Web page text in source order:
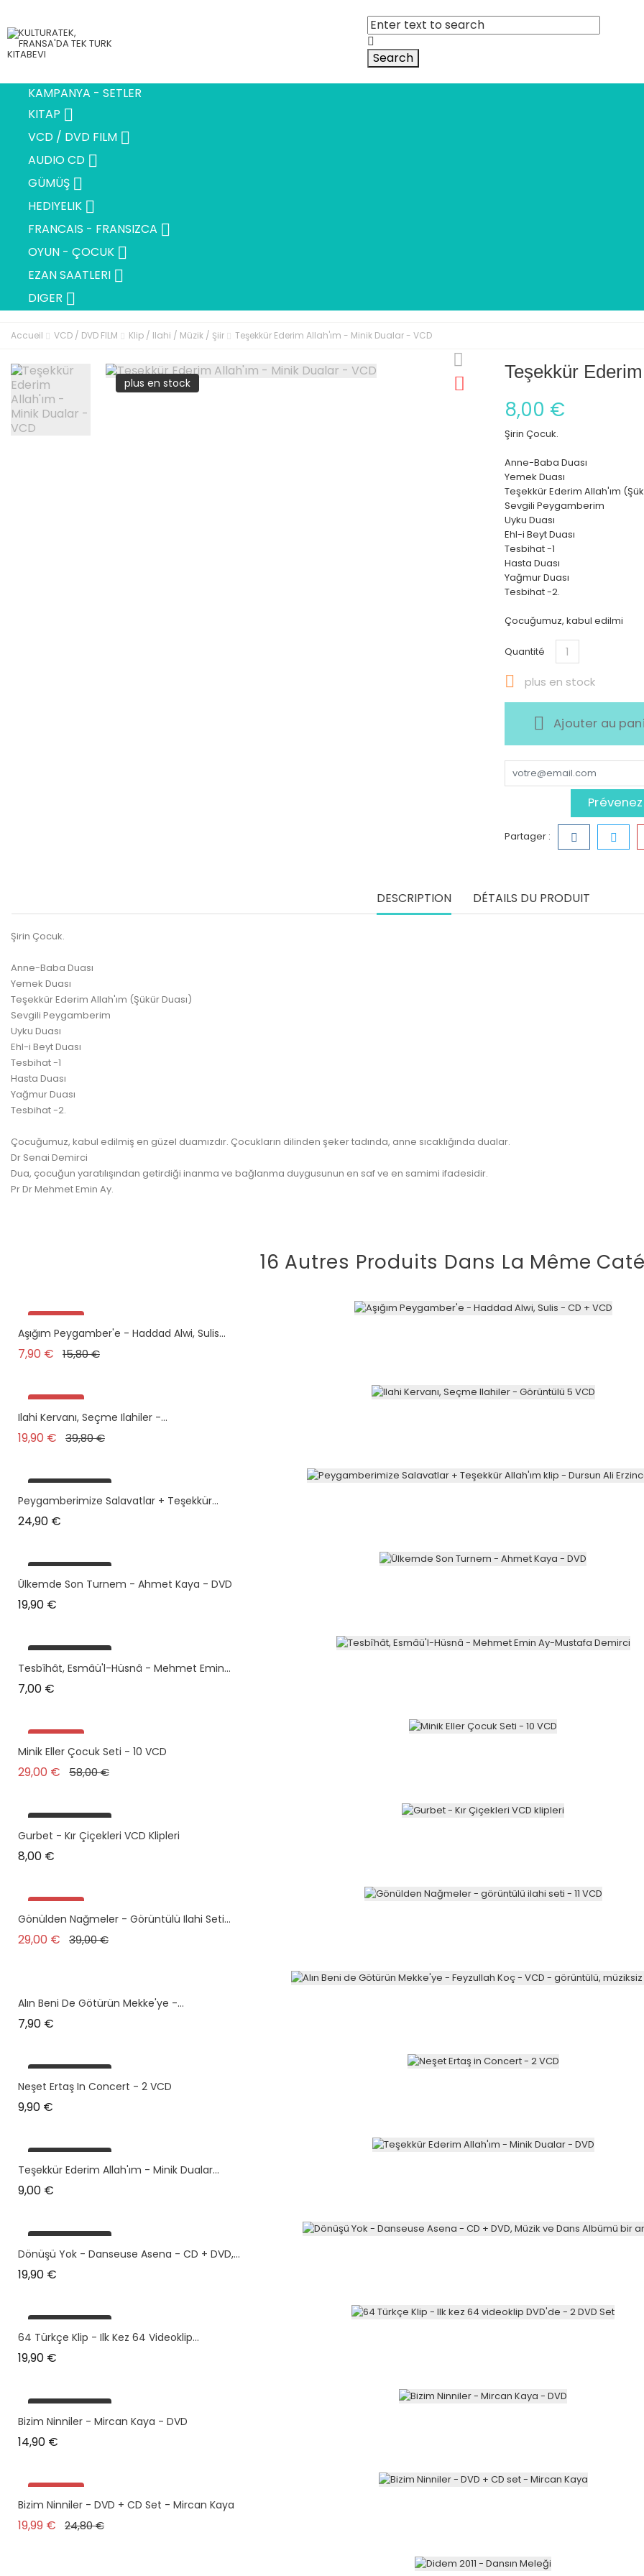
Search
KAMPANYA - SETLER
KITAP 
VCD / DVD FILM 
AUDIO CD 
GÜMÜŞ 
HEDIYELIK 
FRANCAIS - FRANSIZCA 
OYUN - ÇOCUK 
EZAN SAATLERI 
DIGER 
Accueil VCD / DVD FILM Klip / Ilahi / Müzik / Şiir Teşekkür Ederim Allah'ım - Minik Dualar - VCD
plus en stock
Teşekkür
8,00 €
Şirin Çocuk.
Anne-Baba Duası
Yemek Duası
Teşekkür Ederim Allah'ım
Sevgili Peygamberim
Uyku Duası
Ehl-i Beyt Duası
Tesbihat -1
Hasta Duası
Yağmur Duası
Tesbihat -2.
Çocuğumuz, kabul edilmi
Quantité
 plus en stock
Ajouter au
Partager :
DESCRIPTION DÉTAILS DU PRODUIT
Şirin Çocuk.
Anne-Baba Duası
Yemek Duası
Teşekkür Ederim Allah'ım (Şükür Duası)
Sevgili Peygamberim
Uyku Duası
Ehl-i Beyt Duası
Tesbihat -1
Hasta Duası
Yağmur Duası
Tesbihat -2.
Çocuğumuz, kabul edilmiş en güzel duamızdır. Çocukların dilinden şeker tadında, anne sıcaklığında dualar.
Dr Senai Demirci
Dua, çocuğun yaratılışından getirdiği inanma ve bağlanma duygusunun en saf ve en samimi ifadesidir.
Pr Dr Mehmet Emin Ay.
16 Autres Produits Dans La Même
Promo !
Aşığım Peygamber'e - Haddad Alwi, Sulis...
7,90 € Prix de base
15,80 €Prix
Promo !
Ilahi Kervanı, Seçme Ilahiler -...
19,90 € Prix de base
39,80 €Prix
plus en stock
Peygamberimize Salavatlar + Teşekkür...
24,90 €
plus en stock
Ülkemde Son Turnem - Ahmet Kaya - DVD
19,90 €
plus en stock
Tesbîhât, Esmâü'l-Hüsnâ - Mehmet Emin...
7,00 €
Promo !
plus en stock
Minik Eller Çocuk Seti - 10 VCD
29,00 € Prix de base
58,00 €Prix
plus en stock
Gurbet - Kır Çiçekleri VCD Klipleri
8,00 €
Promo !
plus en stock
Gönülden Nağmeler - Görüntülü Ilahi Seti...
29,00 € Prix de base
39,00 €Prix
Alın Beni De Götürün Mekke'ye -...
7,90 €
plus en stock
Neşet Ertaş In Concert - 2 VCD
9,90 €
Teşekkür Ederim Allah'ım - Minik Dualar...
9,00 €
plus en stock
Dönüşü Yok - Danseuse Asena - CD + DVD,...
19,90 €
plus en stock
64 Türkçe Klip - Ilk Kez 64 Videoklip...
19,90 €
plus en stock
Bizim Ninniler - Mircan Kaya - DVD
14,90 €
Promo !
Pack
Bizim Ninniler - DVD + CD Set - Mircan Kaya
19,99 € Prix de base
24,80 €Prix